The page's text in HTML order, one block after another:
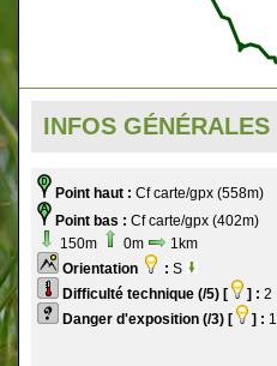
INFOS GÉNÉRALES
Point haut : Cf carte/gpx (558m)
Point bas : Cf carte/gpx (402m)
150m
0m
1km
Orientation
: S
Difficulté technique (/5) [
] : 2
Danger d'exposition (/3) [
] : 1